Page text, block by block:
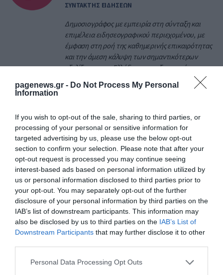
pagenews.gr - Do Not Process My Personal
Information
If you wish to opt-out of the sale, sharing to third parties, or
processing of your personal or sensitive information for
targeted advertising by us, please use the below opt-out
section to confirm your selection. Please note that after your
opt-out request is processed you may continue seeing
interest-based ads based on personal information utilized by
us or personal information disclosed to third parties prior to
your opt-out. You may separately opt-out of the further
disclosure of your personal information by third parties on the
IAB’s list of downstream participants. This information may
also be disclosed by us to third parties on the IAB’s List of
Downstream Participants that may further disclose it to other
Please note that this website/app uses one or more Google
Personal Data Processing Opt Outs
ΣΥΝΤΑΚΤΗΣ ΕΙΔΗΣΕΩΝ
Δημοσιογράφος με εμπειρία στη σύνταξη και
επιμέλεια ειδησεογραφικού περιεχομένου, με
έμφαση στη ροή της καθημερινής επικαιρότητας
και την άμεση κάλυψη των σημαντικότερων
εξελίξεων στην Ελλάδα και το εξωτερικό.
Ασχολείται με πολιτικά, κοινωνικά, οικονομικά
και γενικού ενδιαφέροντος θέματα,
Δημοσιογραφίας και Μέσων Μαζικής
Επικοινωνίας, με εξειδίκευση στα ψηφιακά μέσα
ενημέρωσης και τη σύγχρονη ειδησεογραφία.
Διαθέτει εμπειρία στην συγγραφή online
περιεχομένου, τη διαχείριση ειδησεογραφικής
ύλης και την παρακολούθηση της επικαιρότητας
σε πραγματικό χρόνο.
ΠΡΟΒΟΛΗ ΠΡΟΦΙΛ →
Διαβάστε όλες τις τελευταίεςΕιδήσεις
από την